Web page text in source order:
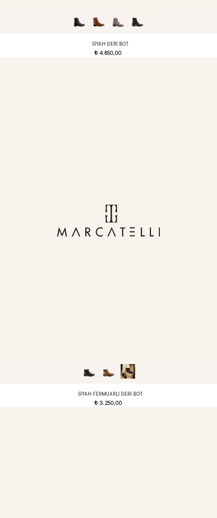
SIYAH DERI BOT
t 4.850,00
SIYAH FERMUARLI DERI BOT
t3.250,00